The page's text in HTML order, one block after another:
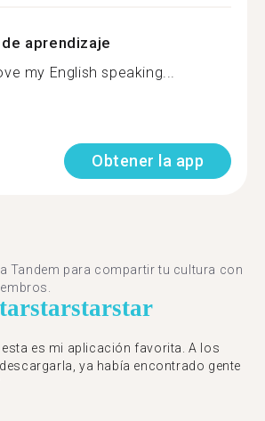
aprendizaje
my English speaking...
Obtener la app
Tandem para compartir tu cultura con
starstarstar
es mi aplicación favorita. A los
ya había encontrado gente